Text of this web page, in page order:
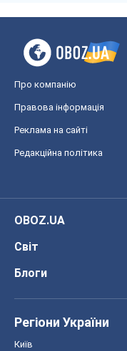
Про компанію
Правова інформація
Реклама на сайті
Редакційна політика
OBOZ.UA
Світ
Блоги
Регіони України
Київ